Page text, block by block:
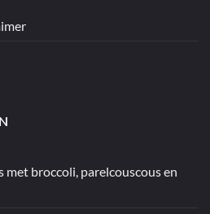
broccoli, parelcouscous en